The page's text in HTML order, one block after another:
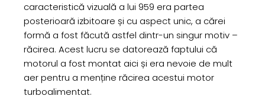
caracteristică vizuală a lui 959 era partea
posterioară izbitoare și cu aspect unic, a cărei
formă a fost făcută astfel dintr-un singur motiv –
răcirea. Acest lucru se datorează faptului că
motorul a fost montat aici și era nevoie de mult
aer pentru a menține răcirea acestui motor
turboalimentat.